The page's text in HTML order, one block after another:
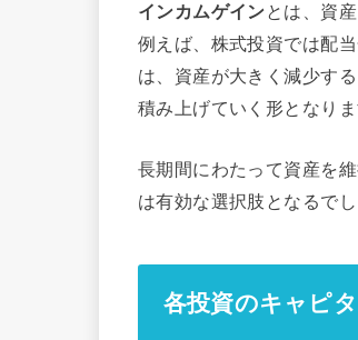
インカムゲインとは、資
例えば、株式投資では配
は、資産が大きく減少す
積み上げていく形となりま
長期間にわたって資産を
は有効な選択肢となるでし
各投資のキャピ